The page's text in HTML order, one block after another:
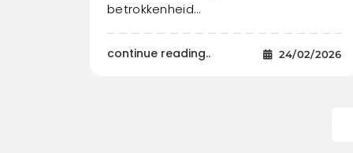
betrokkenheid…
continue reading.. 24/02/2026